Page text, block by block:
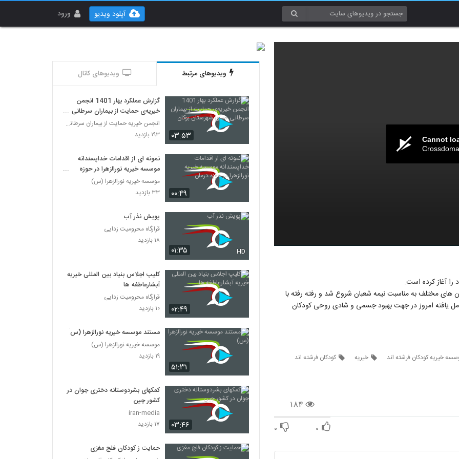
ورود آپلود ویدیو
Cannot
مختلف به مناسبت نیمه شعبان شروع شد و رفته رفته با
یافته امروز در جهت بهبود جسمی و شادی روحی کودکان
خیریه کودکان فرشته اند خیریه کودکان فرشته اند
۱۸۴
۰ ۰
ویدیوهای مرتبط ویدیوهای کانال
۰۳:۵۳
گزارش عملکرد بهار 1401 انجمن
خیریه‌ی حمایت از بیماران سرطانی
صبای شهرستان بوکان
انجمن خیریه حمایت از بیماران سرطانی صبا
۱۹۳ بازدید
۰۰:۴۹
نمونه ای از اقدامات خداپسندانه
موسسه خیریه نورالزهرا در حوزه
درمان
موسسه خیریه نورالزهرا (س)
۳۳ بازدید
۰۱:۳۵ HD
پویش نذر آب
قرارگاه محرومیت زدایی
۱۸ بازدید
۰۲:۴۹
کلیپ اجلاس بنیاد بین المللی خیریه
آبشارعاطفه ها
قرارگاه محرومیت زدایی
۱۰ بازدید
۵۱:۳۱
مستند موسسه خیریه نورالزهرا (س)
موسسه خیریه نورالزهرا (س)
۱۹ بازدید
۰۳:۴۶
کمکهای بشردوستانه دختری جوان در
کشور چین
iran-media
۱۷ بازدید
حمایت ز کودکان فلج مغزی